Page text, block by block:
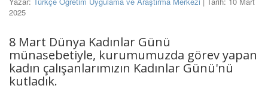
2025
8 Mart Dünya Kadınlar Günü
münasebetiyle, kurumumuzda görev yapan
kadın çalışanlarımızın Kadınlar Günü'nü
kutladık.